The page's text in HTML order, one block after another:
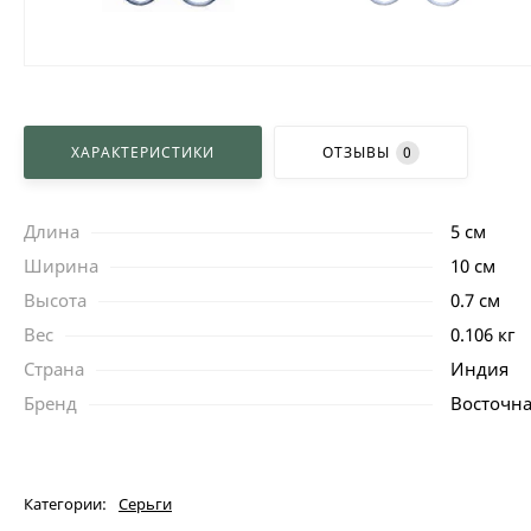
ХАРАКТЕРИСТИКИ ОТЗЫВЫ 0
Длина
5 см
Ширина
10 см
Высота
0.7 см
Вес
0.106 кг
Страна
Индия
Бренд
Категории: Серьги